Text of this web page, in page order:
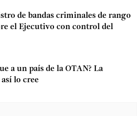
de bandas criminales de rango
el Ejecutivo con control del
a un país de la OTAN? La
lo cree